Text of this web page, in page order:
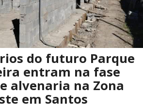
do futuro Parque
entram na fase
alvenaria na Zona
em Santos